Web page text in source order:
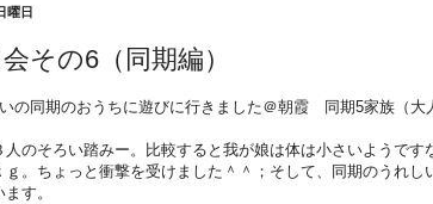
曜日
その6（同期編）
の同期のおうちに遊びに行きました＠朝霞 同期5家族（大
人のそろい踏みー。比較すると我が娘は体は小さいようです
ｇ。ちょっと衝撃を受けました＾＾；そして、同期のうれし
す。